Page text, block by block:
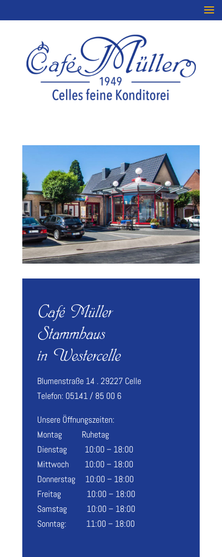
Café Müller
Stammhaus
in Westercelle
Blumenstraße 14 . 29227 Celle
Telefon: 05141 / 85 00 6
Unsere Öffnungszeiten:
Montag Ruhetag
Dienstag 10:00 – 18:00
Mittwoch 10:00 – 18:00
Donnerstag 10:00 – 18:00
Freitag 10:00 – 18:00
Samstag 10:00 – 18:00
Sonntag: 11:00 – 18:00